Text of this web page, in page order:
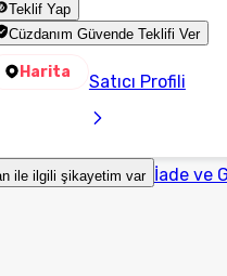
Teklif Yap
Cüzdanım Güvende Teklifi Ver
Harita Satıcı Profili
ile ilgili şikayetim var İade ve